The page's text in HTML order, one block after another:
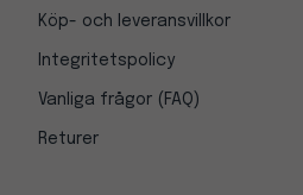
Köp- och leveransvillkor
Integritetspolicy
Vanliga frågor (FAQ)
Returer